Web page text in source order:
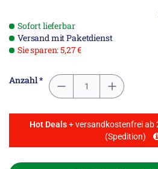
Sofort lieferbar
Versand mit Paketdienst
Sie sparen: 5,27 €
Anzahl *
Hot Deals+ versandkostenfrei ab
(Spedition)